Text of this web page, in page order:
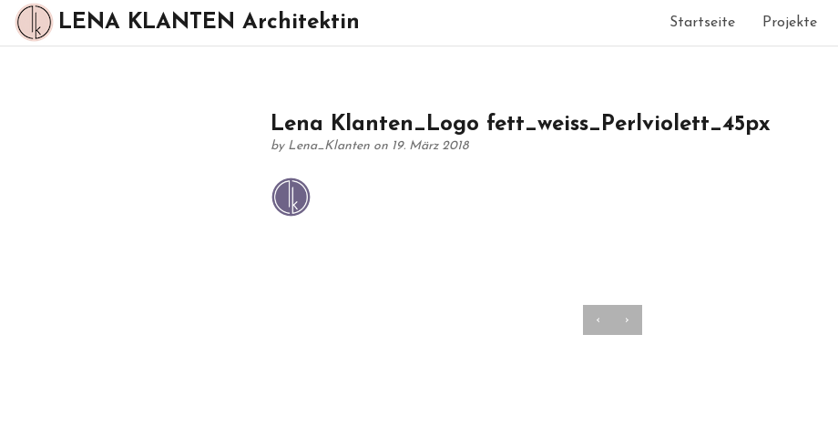
LENA KLANTEN Architektin Startseite Projekte
Lena Klanten_Logo fett_weiss_Perlviolett_45px
by Lena_Klanten on 19. März 2018
‹ ›